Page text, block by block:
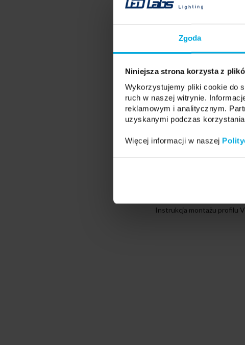
Zgoda
Niniejsza strona korzysta z
Wykorzystujemy pliki cookie do
ruch w naszej witrynie.
reklamowym i analitycznym.
uzyskanymi podczas korzystania
Więcej informacji w naszej
ZAŚLEPKI:
- Zaślepki z otworem (tworzywo
- Zaślepki z otworem (aluminium):
Profile dostępne w odcinkach:
Instrukcja montażu profilu